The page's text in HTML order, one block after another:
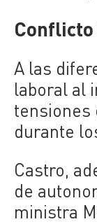
A las
laboral al
tensiones
durante
Castro,
de
ministra